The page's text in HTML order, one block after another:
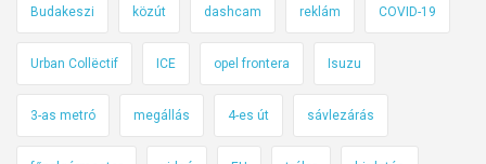
Budakeszi közút dashcam reklám COVID-19
Urban Collëctif ICE opel frontera Isuzu
3-as metró megállás 4-es út sávlezárás